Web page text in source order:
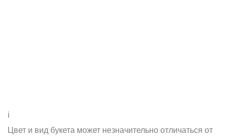
i
Цвет и вид букета может незначительно отличаться от